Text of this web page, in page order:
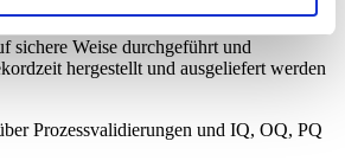
und sicherstellen, dass
sichere Weise durchgeführt und
hergestellt und ausgeliefert werden
Prozessvalidierungen und IQ, OQ, PQ